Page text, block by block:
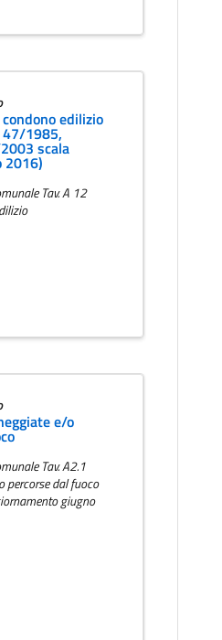
edilizio
1985,
scala
2016)
Tav. A 12
e/o
Tav. A2.1
percorse dal fuoco
giugno